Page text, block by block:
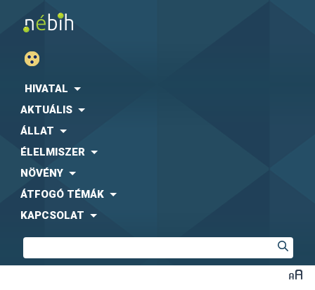
HIVATAL
AKTUÁLIS
ÁLLAT
ÉLELMISZER
NÖVÉNY
ÁTFOGÓ TÉMÁK
KAPCSOLAT